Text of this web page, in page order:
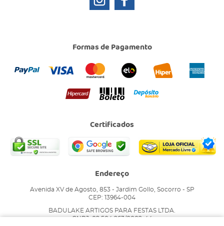
Formas de Pagamento
Certificados
Endereço
Avenida XV de Agosto, 853- Jardim Gollo, Socorro - SP
CEP: 13964-004
BADULAKE ARTIGOS PARA FESTAS LTDA.
CNPJ: 02.504.263/0002-44